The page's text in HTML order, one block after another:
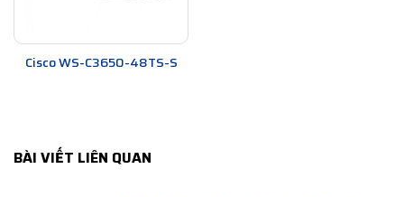
Cisco WS-C3650-48TS-S
BÀI VIẾT LIÊN QUAN